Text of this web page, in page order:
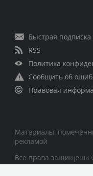
Быстрая подписка
RSS
Политика
Сообщить об
Правовая
Материалы,
рекламой
Все права защищены